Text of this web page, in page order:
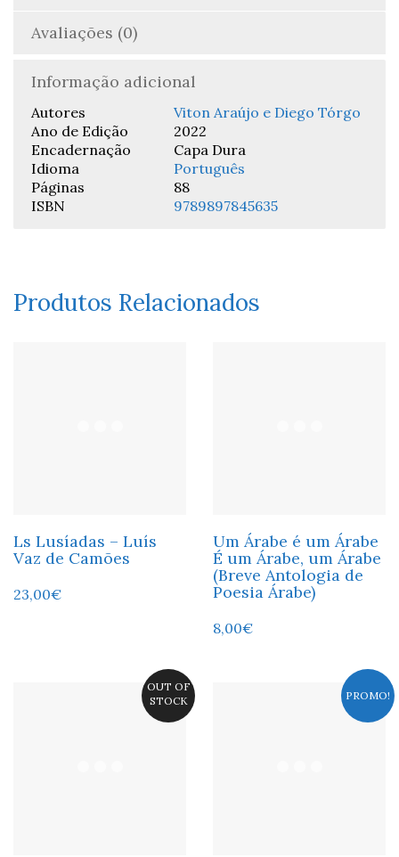
Avaliações (0)
Informação adicional
Autores
Viton Araújo e Diego Tórgo
Ano de Edição
2022
Encadernação
Capa Dura
Idioma
Português
Páginas
88
ISBN
9789897845635
Produtos Relacionados
Ls Lusíadas – Luís
Vaz de Camões
23,00€
Um Árabe é um Árabe
É um Árabe, um Árabe
(Breve Antologia de
Poesia Árabe)
8,00€
OUT OF
STOCK
PROMO!